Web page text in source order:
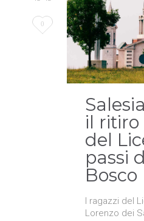
Love
0
il
del
passi
Bosco
I ragazzi del
Lorenzo dei